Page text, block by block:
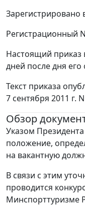
Зарегистрировано
Регистрационный
Настоящий приказ
дней после дня
Текст приказа
7 сентября 2011 г.
Обзор
Указом
положение,
на вакантную
В связи с этим
проводится
Минспорттуризме